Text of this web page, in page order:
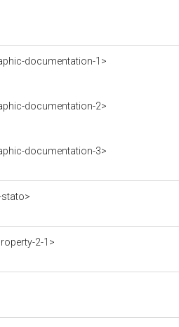
documentation-1>
documentation-2>
documentation-3>
2-1>